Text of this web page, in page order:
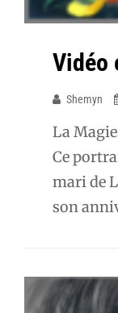
Vidéo
Shemyn
La
Ce
mari de
son